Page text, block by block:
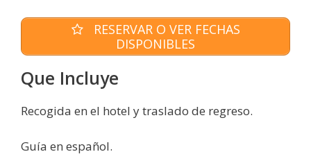
RESERVAR O VER FECHAS
DISPONIBLES
Que Incluye
Recogida en el hotel y traslado de regreso.
Guía en español.